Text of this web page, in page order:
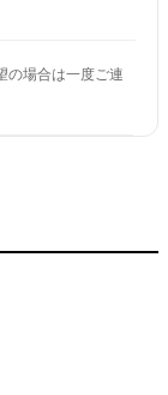
の場合は一度ご連